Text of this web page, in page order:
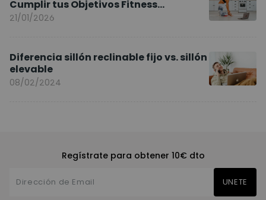
Cumplir tus Objetivos Fitness
Entrenando en Casa
21/01/2026
Diferencia sillón reclinable fijo vs. sillón
elevable
08/02/2024
Regístrate para obtener 10€ dto
UNETE